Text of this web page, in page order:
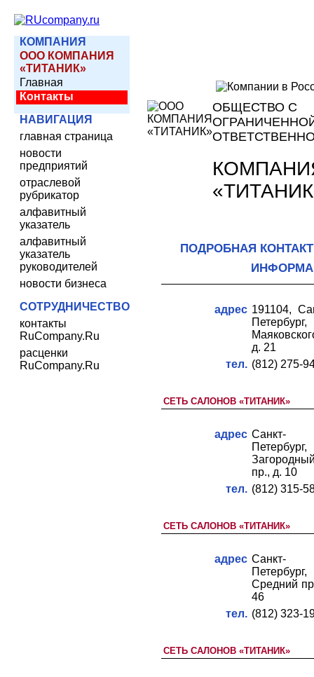
КОМПАНИЯ
ООО КОМПАНИЯ
«ТИТАНИК»
Главная
Контакты
НАВИГАЦИЯ
главная страница
новости
предприятий
отраслевой
рубрикатор
алфавитный
указатель
алфавитный
указатель
руководителей
новости бизнеса
СОТРУДНИЧЕСТВО
контакты
RuCompany.Ru
расценки
RuCompany.Ru
ОБЩЕСТВО С
ПОДРОБНАЯ
адрес 191104,
д. 21
тел. (812) 275-
СЕТЬ САЛОНОВ «ТИТАНИК»
адрес Санкт-
Петербург,
пр., д. 10
тел. (812) 315-
СЕТЬ САЛОНОВ «ТИТАНИК»
адрес Санкт-
Петербург,
Средний
46
тел. (812) 323-
СЕТЬ САЛОНОВ «ТИТАНИК»